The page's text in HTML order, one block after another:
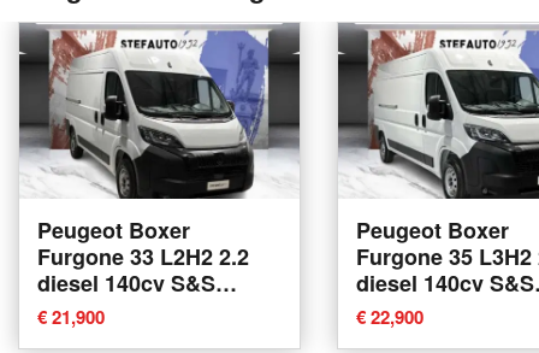
Peugeot Boxer
Furgone 33 L2H2 2.2
diesel 140cv S&S
nuova a Bologna
€ 21,900
Peugeot Boxer
Furgone 35 L3H2
diesel 140cv S&S
vetrato at8
Bologna
€ 22,900